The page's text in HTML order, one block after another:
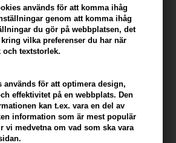
används för att komma ihåg
genom att komma ihåg
du gör på webbplatsen, det
vilka preferenser du har när
och textstorlek.
används för att optimera design,
effektivitet på en webbplats. Den
kan t.ex. vara en del av
information som är mest populär
vi medvetna om vad som ska vara
och sorbitol tillför extra fukt och vård till
en långvarig "dag-på-stranden"-look
från dagliga skador.
hår.
att föna eller låt håret torka naturligt.
under dagen för att fräscha upp och styla
ljummet vatten om den blir igensatt.